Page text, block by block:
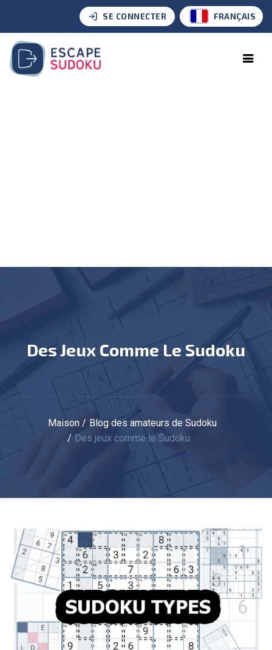
SE CONNECTER FRANÇAIS
Des Jeux Comme Le Sudoku
Maison
Blog des amateurs de Sudoku
Des jeux comme le Sudoku